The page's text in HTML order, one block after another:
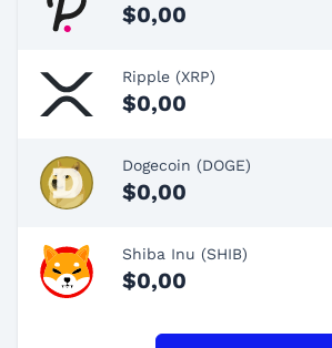
$0,00
Ripple (XRP)
$0,00
Dogecoin (DOGE)
$0,00
Shiba Inu (SHIB)
$0,00